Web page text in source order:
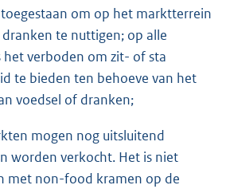
om op het marktterrein
te nuttigen; op alle
het verboden om zit- of sta
te bieden ten behoeve van het
voedsel of dranken;
mogen nog uitsluitend
worden verkocht. Het is niet
met non-food kramen op de